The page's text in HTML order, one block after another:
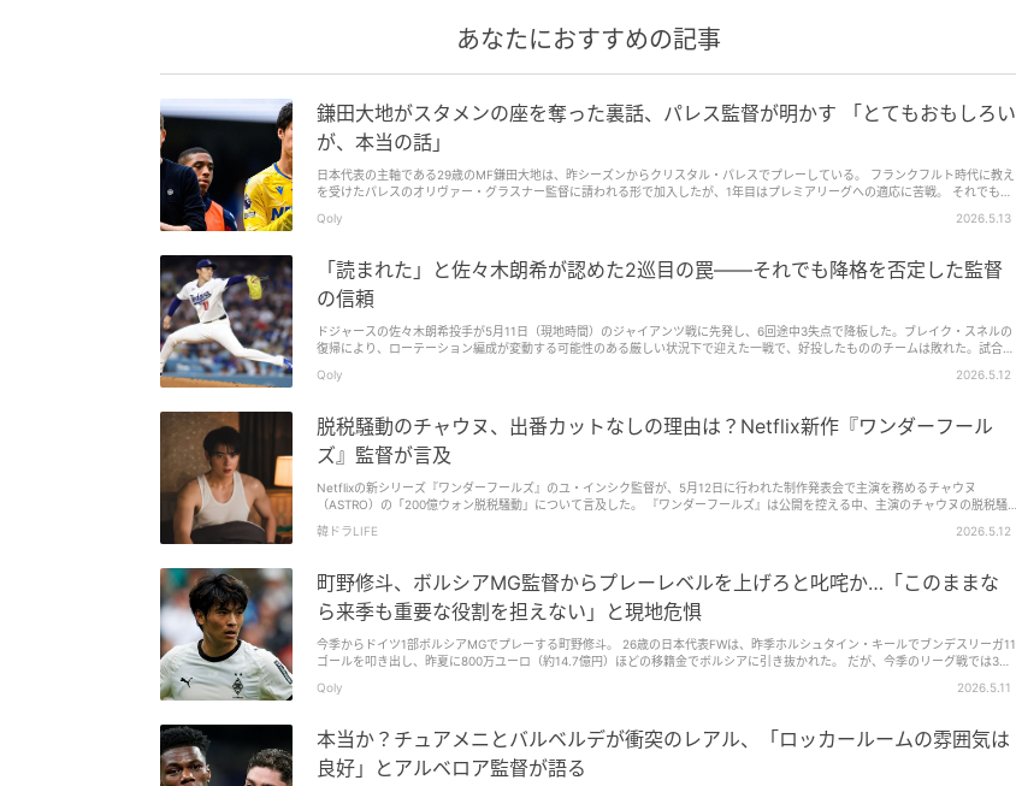
あなたにおすすめの記事
鎌田大地がスタメンの座を奪った裏話、パレス監督が明かす 「とてもおもしろい
が、本当の話」
日本代表の主軸である29歳のMF鎌田大地は、昨シーズンからクリスタル・パレスでプレーしている。 フランクフルト時代に教え
を受けたパレスのオリヴァー・グラスナー監督に請われる形で加入したが、1年目はプレミアリーグへの適応に苦戦。 それでもシ
な存在となっている。 パレス公式によれば、グラスナー監督は、選手がスタメンの座を勝ち取るケースについてこう語っていた
う3日前にアーセナル戦があった。私は選手をひとりだけ入れ替え、鎌田大地を先発起用した。 当時はMFアダム・ウォートンの
相棒として、ウィル・ヒューズやジェフェルソン・レルマを先発させることが多かったが、彼らを少し休ませようとした。もう若
くないからね！（ともに現在31歳） だが、突然、鎌田がアーセナル戦で最高の選手になった。敵地で2-2の引き分けに持ち込ん
だ。 その後、私は考えを変えた」 「なぜなら、すでにウィルかジェフをヴィラ戦で先発させようと思っていたからだ。 その後、
『ダメだ、これは不公平だ』と思った。私は常に選手たちにはチームに入れるか否かはパフォーマンス次第と言ってきたからね。
パフォーマンス以外にない。もし、選手が前の試合で最高のプレーを見せたなら、もう一度先発するのが当然だ。 そして、（ヴ
るために、鎌田を強豪アーセナル戦で起用したところ、素晴らしいパフォーマンスを見せたので、それ以降はレギュラーに固定す
シーズン限りでパレスを退団する。同じく契約満了となる鎌田の去就も注目される。 筆者：井上大輔（編集部）
Qoly 2026.5.13
「読まれた」と佐々木朗希が認めた2巡目の罠——それでも降格を否定した監督
の信頼
ドジャースの佐々木朗希投手が5月11日（現地時間）のジャイアンツ戦に先発し、6回途中3失点で降板した。ブレイク・スネルの
復帰により、ローテーション編成が変動する可能性のある厳しい状況下で迎えた一戦で、好投したもののチームは敗れた。試合後
Qoly 2026.5.12
脱税騒動のチャウヌ、出番カットなしの理由は？Netflix新作『ワンダーフール
ズ』監督が言及
Netflixの新シリーズ『ワンダーフールズ』のユ・インシク監督が、5月12日に行われた制作発表会で主演を務めるチャウヌ
（ASTRO）の「200億ウォン脱税騒動」について言及した。 『ワンダーフールズ』は公開を控える中、主演のチャウヌの脱税騒
韓ドラLIFE 2026.5.12
町野修斗、ボルシアMG監督からプレーレベルを上げろと叱咤か…「このままな
ら来季も重要な役割を担えない」と現地危惧
今季からドイツ1部ボルシアMGでプレーする町野修斗。 26歳の日本代表FWは、昨季ホルシュタイン・キールでブンデスリーガ11
ゴールを叩き出し、昨夏に800万ユーロ（約14.7億円）ほどの移籍金でボルシアに引き抜かれた。 だが、今季のリーグ戦では3ゴ
バコヴィッチ。 9日のアウクスブルク戦はそのタバコヴィッチが負傷欠場となり、町野は代役として先発起用されたものの、結果
という話題を伝えていた。 エウゲン・ポランスキ監督とスポーツディレクターのロウフェン・シュレーダーは、町野のプレーに
不満を抱いており、厳しく批判したという。 指揮官は「修斗は並外れたハードワークをしなければならない」として、プレーレベ
ルを上げる必要性を説いたとのこと。 町野はタバコヴィッチの後継者になれることを証明できておらず、このままなら来シーズン
も重要な役割を担えないと危惧されているようだ。実際、出場機会は激減しており、先発した際にチームが機能しないことを本人
Qoly 2026.5.11
本当か？チュアメニとバルベルデが衝突のレアル、「ロッカールームの雰囲気は
良好」とアルベロア監督が語る